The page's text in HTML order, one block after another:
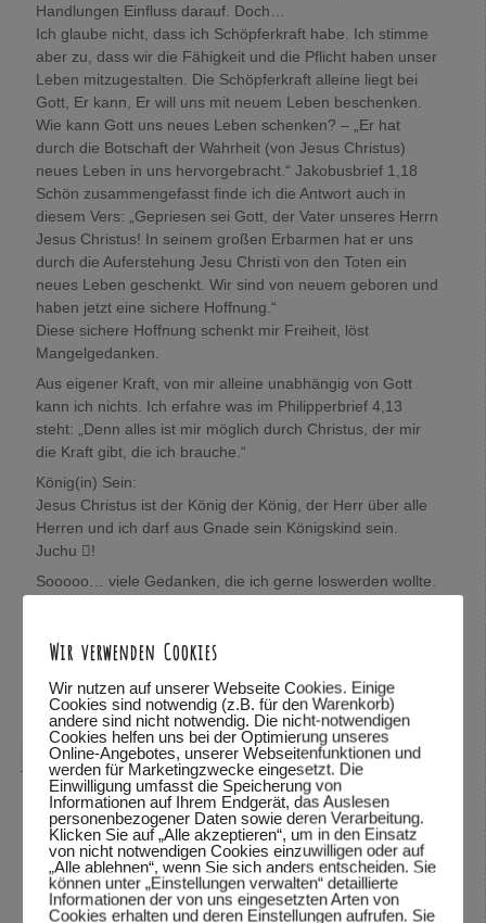
Handlungen Einfluss darauf. Doch…
Ich glaube nicht, dass ich Schöpferkraft habe. Ich stimme
aber zu, dass wir die Fähigkeit und die Pflicht haben unser
Leben mitzugestalten. Die Schöpferkraft alleine liegt bei
Gott, Er kann, Er will uns mit neuem Leben beschenken.
Wie kann Gott uns neues Leben schenken? – „Er hat
durch die Botschaft der Wahrheit (von Jesus Christus)
neues Leben in uns hervorgebracht.“ Jakobusbrief 1,18
Schön zusammengefasst finde ich die Antwort auch in
diesem Vers: „Gepriesen sei Gott, der Vater unseres Herrn
Jesus Christus! In seinem großen Erbarmen hat er uns
durch die Auferstehung Jesu Christi von den Toten ein
neues Leben geschenkt. Wir sind von neuem geboren und
haben jetzt eine sichere Hoffnung.“
Diese sichere Hoffnung schenkt mir Freiheit, löst
Mangelgedanken.
Aus eigener Kraft, von mir alleine unabhängig von Gott
kann ich nichts. Ich erfahre was im Philipperbrief 4,13
steht: „Denn alles ist mir möglich durch Christus, der mir
die Kraft gibt, die ich brauche.“
König(in) Sein:
Jesus Christus ist der König der König, der Herr über alle
Herren und ich darf aus Gnade sein Königskind sein.
Juchu !
Sooooo… viele Gedanken, die ich gerne loswerden wollte.
In Verbundenheit,
Mira
Antworten↓
Wolfgang Dodelsagte am28.10.2015 um 22:08 :
Hallo Mira,
vielen Dank für das mitteilen deiner Gedanken. Schön,
dass du so viele Bibelstellen zitieren kannst und mit uns
teilst.
Was ich über deine Gedanken denke? Ich habe deine
Wir verwenden Cookies
Wir nutzen auf unserer Webseite Cookies. Einige
Cookies sind notwendig (z.B. für den Warenkorb)
andere sind nicht notwendig. Die nicht-notwendigen
Cookies helfen uns bei der Optimierung unseres
Online-Angebotes, unserer Webseitenfunktionen und
werden für Marketingzwecke eingesetzt. Die
Einwilligung umfasst die Speicherung von
Informationen auf Ihrem Endgerät, das Auslesen
personenbezogener Daten sowie deren Verarbeitung.
Klicken Sie auf „Alle akzeptieren“, um in den Einsatz
von nicht notwendigen Cookies einzuwilligen oder auf
„Alle ablehnen“, wenn Sie sich anders entscheiden. Sie
können unter „Einstellungen verwalten“ detaillierte
Informationen der von uns eingesetzten Arten von
Cookies erhalten und deren Einstellungen aufrufen. Sie